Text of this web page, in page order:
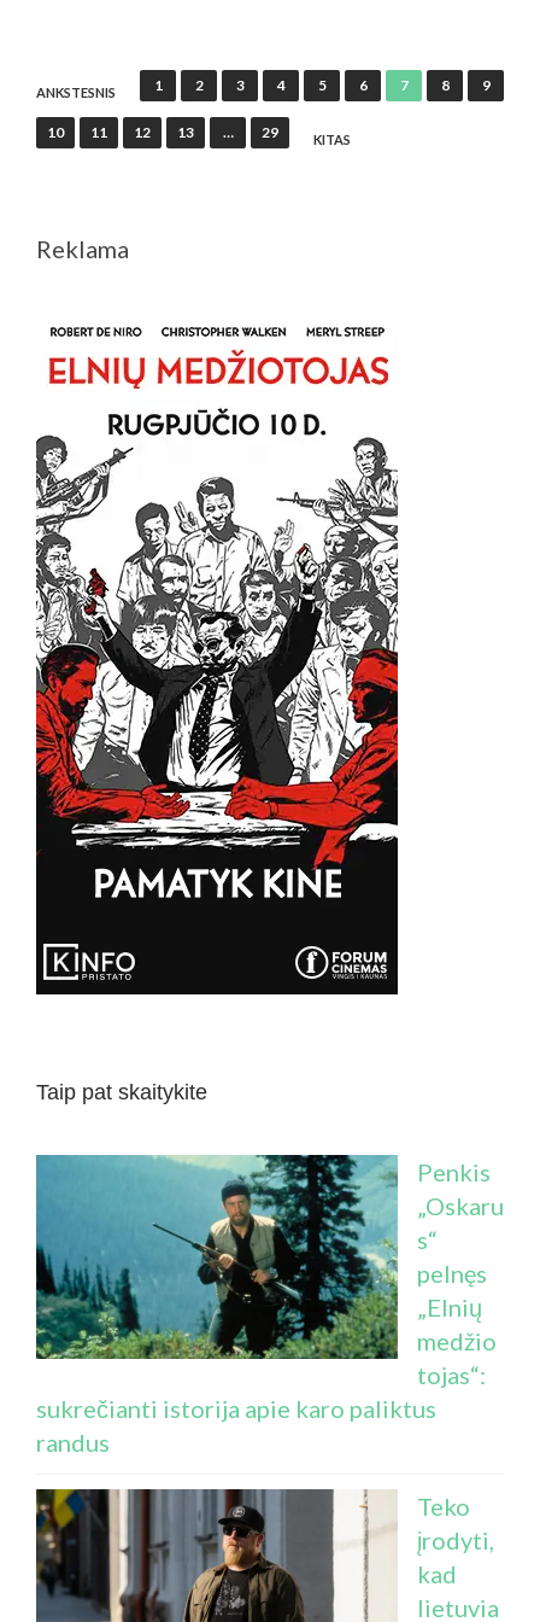
ASIA
puslapiavimas
ANKSTESNIS 1 2 3 4 5 6 7 8 9
10 11 12 13 … 29 KITAS
Reklama
Taip pat skaitykite
Penkis
„Oskaru
s“
pelnęs
„Elnių
medžio
tojas“:
sukrečianti istorija apie karo paliktus
randus
Teko
įrodyti,
kad
lietuvia